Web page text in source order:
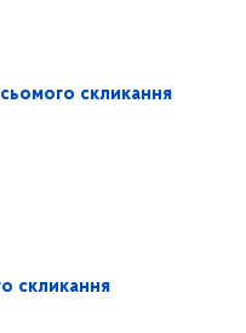
сьомого скликання
скликання